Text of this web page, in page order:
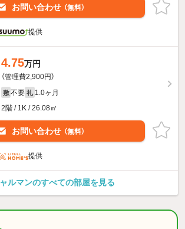
お問い合わせ （無料）
提供
4.75万円
（管理費2,900円）
敷 不要 礼 1.0ヶ月
2階 / 1K / 26.08㎡
お問い合わせ （無料）
提供
ルマンのすべての部屋を見る